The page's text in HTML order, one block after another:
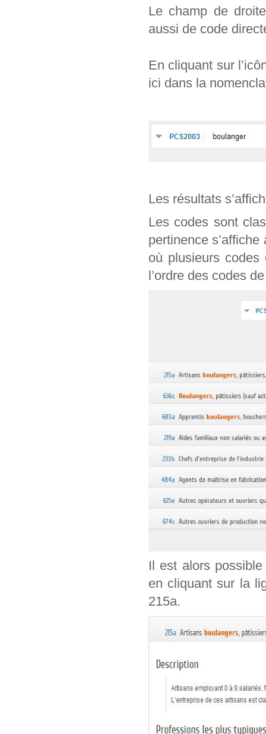
Le champ de
aussi de code
En cliquant sur
ici dans la
Les résultats
Les codes sont
pertinence
où plusieurs
l’ordre des codes
Il est alors
en cliquant sur la
215a.